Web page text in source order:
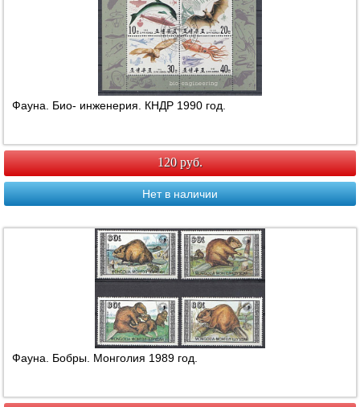
Фауна. Био- инженерия. КНДР 1990 год.
120 руб.
Нет в наличии
Фауна. Бобры. Монголия 1989 год.